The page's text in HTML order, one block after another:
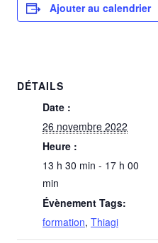
Ajouter au calendrier
DÉTAILS
Date :
26 novembre 2022
Heure :
13 h 30 min - 17 h 00
min
Évènement Tags:
formation, Thiagi